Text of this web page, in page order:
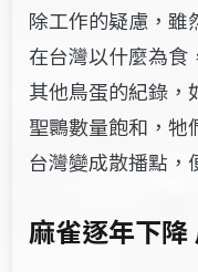
除工作的疑慮，雖
在台灣以什麼為食
其他鳥蛋的紀錄，
聖䴉數量飽和，牠
台灣變成散播點，
麻雀逐年下降